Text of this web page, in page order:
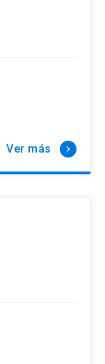
Ver más keyboard_arrow_right